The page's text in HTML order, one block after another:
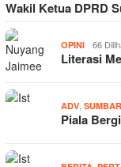
Wakil Ketua DPRD
OPINI 66
Literasi
ADV SUMBAR
Piala